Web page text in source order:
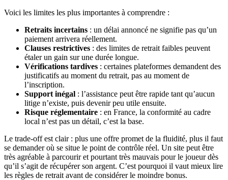
Voici les limites les plus importantes à comprendre :
Retraits incertains : un délai annoncé ne signifie pas qu’un
paiement arrivera réellement.
Clauses restrictives : des limites de retrait faibles peuvent
étaler un gain sur une durée longue.
Vérifications tardives : certaines plateformes demandent des
justificatifs au moment du retrait, pas au moment de
l’inscription.
Support inégal : l’assistance peut être rapide tant qu’aucun
litige n’existe, puis devenir peu utile ensuite.
Risque réglementaire : en France, la conformité au cadre
local n’est pas un détail, c’est la base.
Le trade-off est clair : plus une offre promet de la fluidité, plus il faut
se demander où se situe le point de contrôle réel. Un site peut être
très agréable à parcourir et pourtant très mauvais pour le joueur dès
qu’il s’agit de récupérer son argent. C’est pourquoi il vaut mieux lire
les règles de retrait avant de considérer le moindre bonus.